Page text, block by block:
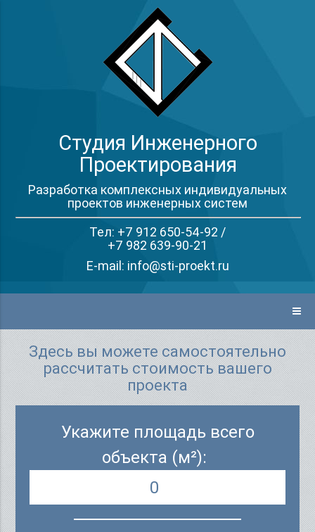
Студия Инженерного
Проектирования
Разработка комплексных индивидуальных
проектов инженерных систем
Тел: +7 912 650-54-92 /
+7 982 639-90-21
E-mail: info@sti-proekt.ru
Здесь вы можете самостоятельно
рассчитать стоимость вашего
проекта
Укажите площадь всего
объекта (м²):